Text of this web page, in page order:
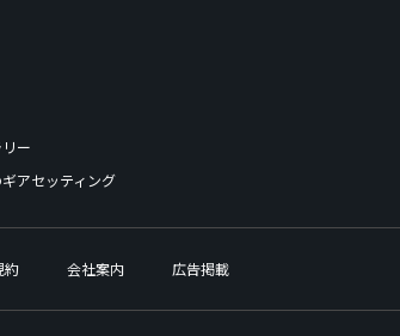
ー
アセッティング
約 会社案内 広告掲載